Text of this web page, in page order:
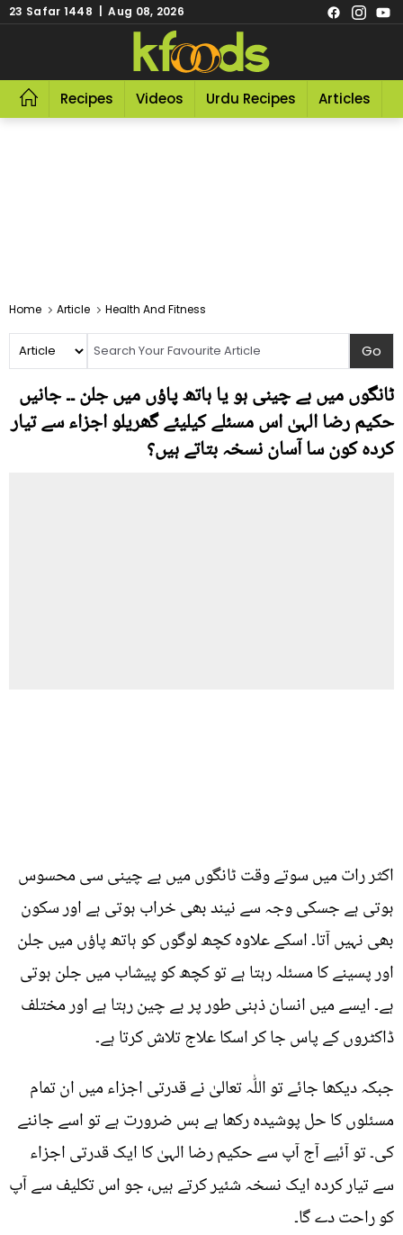
23 Safar 1448 | Aug 08, 2026
Recipes Videos Urdu Recipes Articles
Home Article Health And Fitness
ٹانگوں میں بے چینی ہو یا ہاتھ پاؤں میں جلن ۔۔ جانیں
حکیم رضا الہیٰ اس مسئلے کیلیئے گھریلو اجزاء سے تیار
کردہ کون سا آسان نسخہ بتاتے ہیں؟
اکثر رات میں سوتے وقت ٹانگوں میں بے چینی سی محسوس
ہوتی ہے جسکی وجہ سے نیند بھی خراب ہوتی ہے اور سکون
بھی نہیں آتا۔ اسکے علاوہ کچھ لوگوں کو ہاتھ پاؤں میں جلن
اور پسینے کا مسئلہ رہتا ہے تو کچھ کو پیشاب میں جلن ہوتی
ہے۔ ایسے میں انسان ذہنی طور پر بے چین رہتا ہے اور مختلف
ڈاکٹروں کے پاس جا کر اسکا علاج تلاش کرتا ہے۔
جبکہ دیکھا جائے تو اللّٰہ تعالیٰ نے قدرتی اجزاء میں ان تمام
مسئلوں کا حل پوشیدہ رکھا ہے بس ضرورت ہے تو اسے جاننے
کی۔ تو آئیے آج آپ سے حکیم رضا الہیٰ کا ایک قدرتی اجزاء
سے تیار کردہ ایک نسخہ شئیر کرتے ہیں، جو اس تکلیف سے آپ
کو راحت دے گا۔